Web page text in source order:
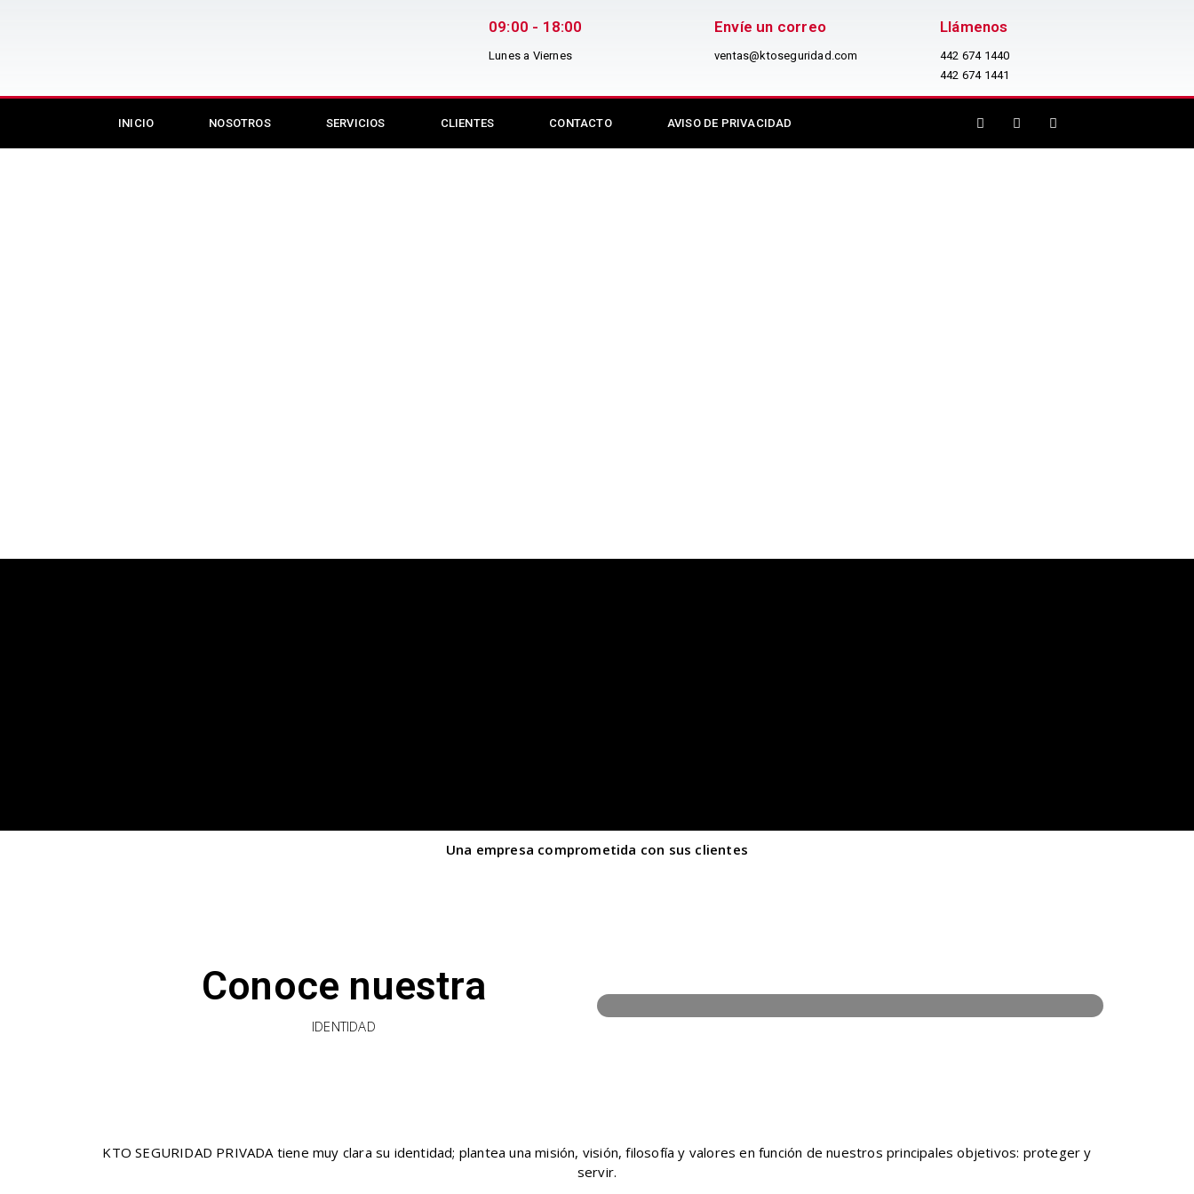
09:00 - 18:00
Lunes a Viernes
Envíe un correo
ventas@ktoseguridad.com
Llámenos
442 674 1440
442 674 1441
INICIO NOSOTROS SERVICIOS CLIENTES CONTACTO AVISO DE PRIVACIDAD
Una empresa comprometida con sus clientes
Conoce nuestra
IDENTIDAD
KTO SEGURIDAD PRIVADA tiene muy clara su identidad; plantea una misión, visión, filosofía y valores en función de nuestros principales objetivos: proteger y
servir.